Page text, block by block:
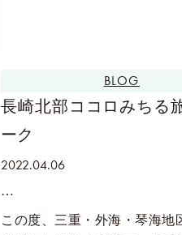
BLOG
長崎北部ココロみちる
ーク
2022.04.06
この度、三重・外海・琴海地